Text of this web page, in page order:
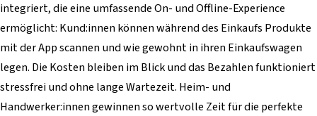
integriert, die eine umfassende On- und Offline-Experience
ermöglicht: Kund:innen können während des Einkaufs Produkte
mit der App scannen und wie gewohnt in ihren Einkaufswagen
legen. Die Kosten bleiben im Blick und das Bezahlen funktioniert
stressfrei und ohne lange Wartezeit. Heim- und
Handwerker:innen gewinnen so wertvolle Zeit für die perfekte